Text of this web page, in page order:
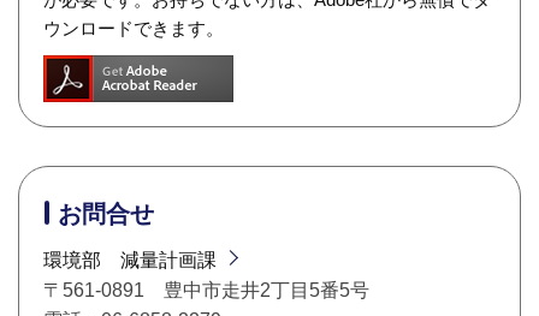
ウンロードできます。
お問合せ
環境部 減量計画課
〒561-0891 豊中市走井2丁目5番5号